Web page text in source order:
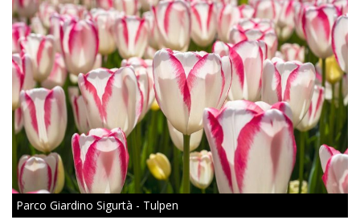
Parco Giardino Sigurtà - Tulpen